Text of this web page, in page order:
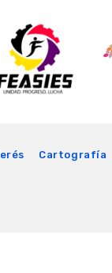
Cartografía